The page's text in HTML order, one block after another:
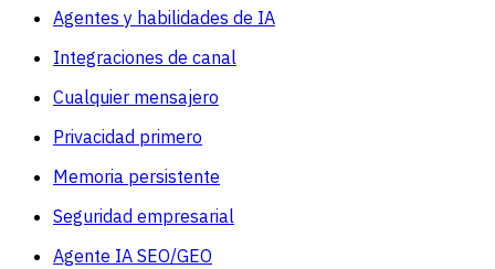
Agentes y habilidades de IA
Integraciones de canal
Cualquier mensajero
Privacidad primero
Memoria persistente
Seguridad empresarial
Agente IA SEO/GEO